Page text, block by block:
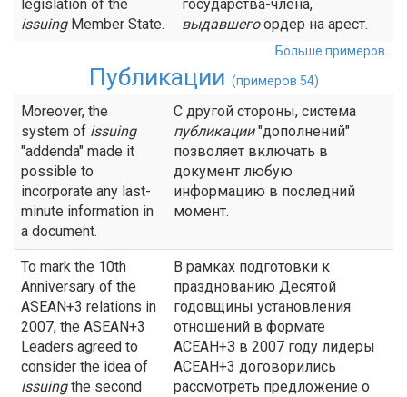
legislation of the
issuingMember State.
государства-члена,
выдавшегоордер на арест.
Больше примеров...
Публикации (примеров 54)
Moreover, the
system of issuing
"addenda" made it
possible to
incorporate any last-
minute information in
a document.
С другой стороны, система
публикации"дополнений"
позволяет включать в
документ любую
информацию в последний
момент.
To mark the 10th
Anniversary of the
ASEAN+3 relations in
2007, the ASEAN+3
Leaders agreed to
consider the idea of
issuingthe second
В рамках подготовки к
празднованию Десятой
годовщины установления
отношений в формате
АСЕАН+З в 2007 году лидеры
АСЕАН+3 договорились
рассмотреть предложение о